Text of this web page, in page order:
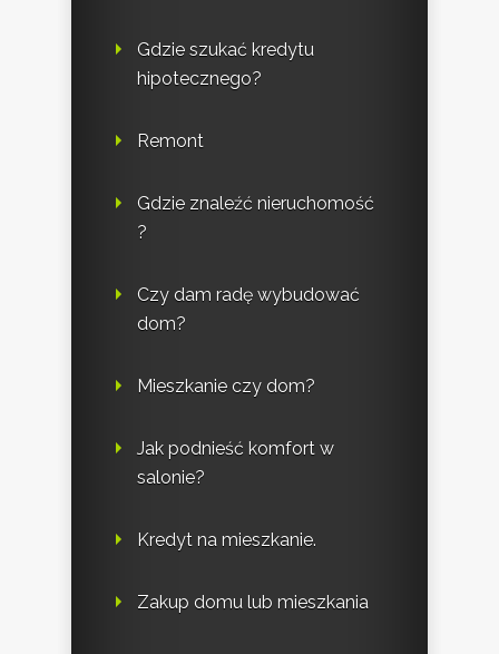
Gdzie szukać kredytu
hipotecznego?
Remont
Gdzie znaleźć nieruchomość
?
Czy dam radę wybudować
dom?
Mieszkanie czy dom?
Jak podnieść komfort w
salonie?
Kredyt na mieszkanie.
Zakup domu lub mieszkania